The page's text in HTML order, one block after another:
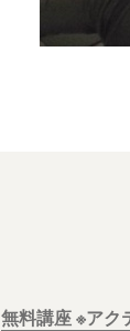
無料講座 ※アク